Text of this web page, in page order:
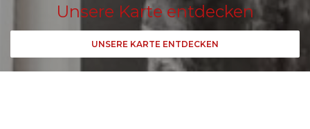
Unsere Karte entdecken
UNSERE KARTE ENTDECKEN